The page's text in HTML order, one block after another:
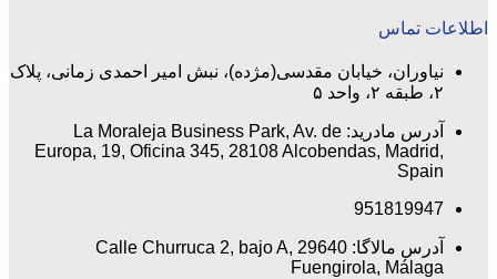
اطلاعات تماس
نیاوران، خیابان مقدسی(مژده)، نبش امیر احمدی زمانی، پلاک
۲، طبقه ۲، واحد ۵
آدرس مادرید: La Moraleja Business Park, Av. de
Europa, 19, Oficina 345, 28108 Alcobendas, Madrid,
Spain
951819947
آدرس مالاگا: Calle Churruca 2, bajo A, 29640
Fuengirola, Málaga